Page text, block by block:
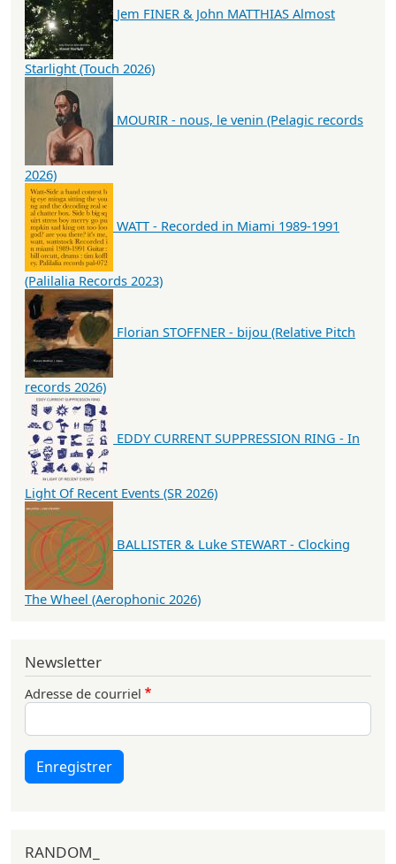
Jem FINER & John MATTHIAS Almost
Starlight (Touch 2026)
MOURIR - nous, le venin (Pelagic records
2026)
WATT - Recorded in Miami 1989-1991
(Palilalia Records 2023)
Florian STOFFNER - bijou (Relative Pitch
records 2026)
EDDY CURRENT SUPPRESSION RING - In
Light Of Recent Events (SR 2026)
BALLISTER & Luke STEWART - Clocking
The Wheel (Aerophonic 2026)
Newsletter
Adresse de courriel
Enregistrer
RANDOM_